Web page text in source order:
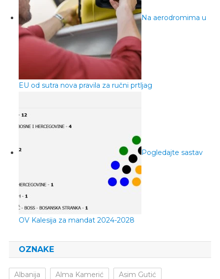
Na aerodromima u
EU od sutra nova pravila za ručni prtljag
Pogledajte sastav
OV Kalesija za mandat 2024-2028
OZNAKE
Albanija Alma Kamerić Asim Gutić